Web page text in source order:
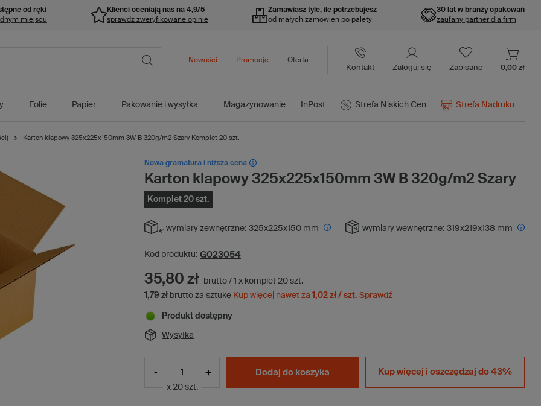
od ręki
miejscu
Klienci oceniają nas na 4,9/5
sprawdź zweryfikowane opinie
Zamawiasz tyle, ile potrzebujesz
od małych zamówień po palety
30 lat w branży opakowań
zaufany partner dla firm
Kontakt Zaloguj się Zapisane 0,00 zł
Folie Papier Pakowanie i wysyłka Magazynowanie InPost Strefa Niskich Cen Strefa Nadruku
Nowości Promocje Oferta
Karton klapowy 325x225x150mm 3W B 320g/m2 Szary Komplet 20 szt.
Nowa gramatura i niższa cena
Karton klapowy 325x225x150mm 3W B 320g/m2 Szary
Komplet 20 szt.
wymiary zewnętrzne: 325x225x150 mm wymiary wewnętrzne: 319x219x138 mm
Kod produktu: G023054
35,80 zł brutto / 1 x komplet 20 szt.
1,79 zł brutto za sztukę Kup więcej nawet za 1,02 zł / szt. Sprawdź
Produkt dostępny
Wysyłka
- +
x 20 szt.
Dodaj do koszyka Kup więcej i oszczędzaj do 43%